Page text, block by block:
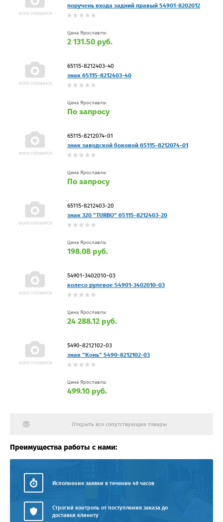
поручень входа задний правый 54901-8202012
Цена Ярославль:
2 131.50 руб.
65115-8212403-40
знак 65115-8212403-40
Цена Ярославль:
По запросу
65115-8212074-01
знак заводской боковой 65115-8212074-01
Цена Ярославль:
По запросу
65115-8212403-20
знак 320 "TURBO" 65115-8212403-20
Цена Ярославль:
198.08 руб.
54901-3402010-03
колесо рулевое 54901-3402010-03
Цена Ярославль:
24 288.12 руб.
5490-8212102-03
знак "Конь" 5490-8212102-03
Цена Ярославль:
499.10 руб.
Открыть все сопутствующие товары
Преимущества работы с нами:
Исполнение заявки в течение 48 часов
Строгий контроль от поступления заказа до
доставки клиенту